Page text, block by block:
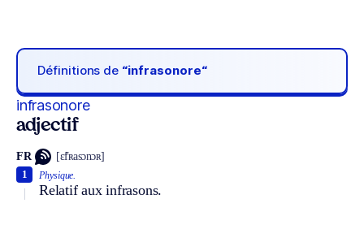
Définitions de “infrasonore“
infrasonore
adjectif
FR [ɛ̃fʀasɔnɔʀ]
Physique.
Relatif aux infrasons.
1